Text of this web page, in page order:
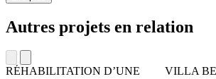
Autres projets en relation
RÉHABILITATION D’UNE
VILLA